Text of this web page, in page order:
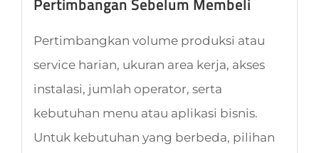
Pertimbangkan volume produksi atau
service harian, ukuran area kerja, akses
instalasi, jumlah operator, serta
kebutuhan menu atau aplikasi bisnis.
Untuk kebutuhan yang berbeda, pilihan